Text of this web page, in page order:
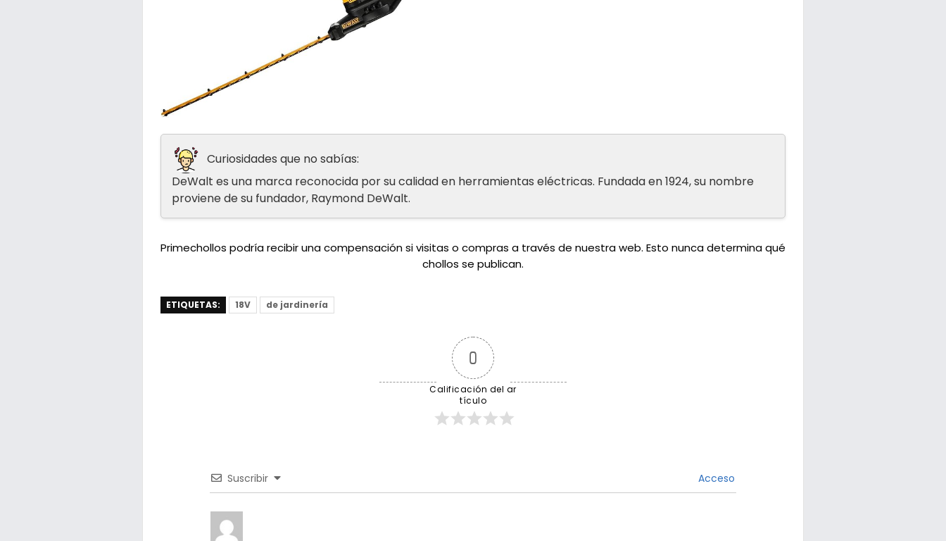
Curiosidades que no sabías:
DeWalt es una marca reconocida por su calidad en herramientas eléctricas. Fundada en 1924, su nombre
proviene de su fundador, Raymond DeWalt.
Primechollos podría recibir una compensación si visitas o compras a través de nuestra web. Esto nunca determina qué
chollos se publican.
ETIQUETAS: 18V de jardinería
0
Calificación del ar
tículo
Suscribir Acceso